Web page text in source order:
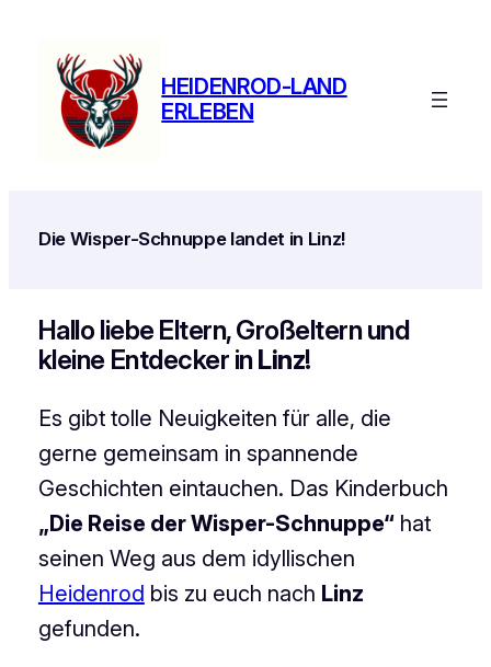
springen
HEIDENROD-LAND
ERLEBEN
Die Wisper-Schnuppe landet in Linz!
Hallo liebe Eltern, Großeltern und
kleine Entdecker inLinz!
Es gibt tolle Neuigkeiten für alle, die
gerne gemeinsam in spannende
Geschichten eintauchen. Das Kinderbuch
„Die Reise der Wisper-Schnuppe“hat
seinen Weg aus dem idyllischen
Heidenrod bis zu euch nach Linz
gefunden.